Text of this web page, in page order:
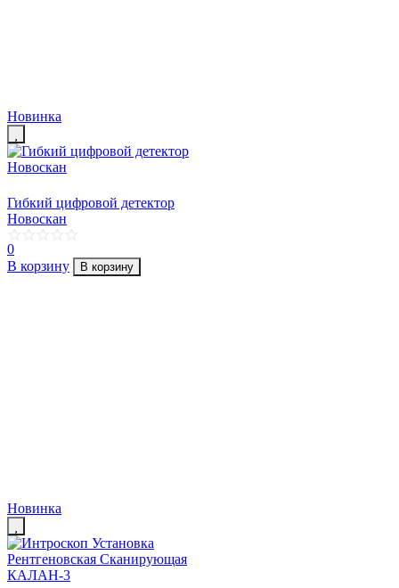
Новинка
Гибкий цифровой детектор
Новоскан
0
В корзину
В корзину
Новинка